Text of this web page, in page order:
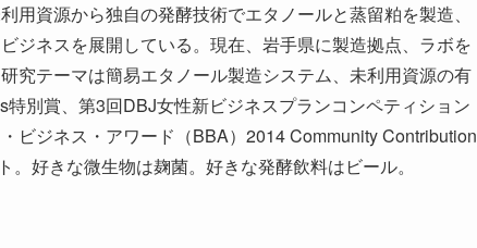
資源から独自の発酵技術でエタノールと蒸留粕を製造、
ジネスを展開している。現在、岩手県に製造拠点、ラボを
究テーマは簡易エタノール製造システム、未利用資源の有
別賞、第3回DBJ女性新ビジネスプランコンペティション
ビジネス・アワード（BBA）2014 Community Contribution
好きな微生物は麹菌。好きな発酵飲料はビール。